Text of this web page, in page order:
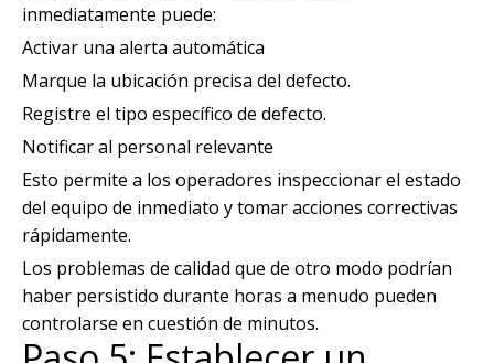
inmediatamente puede:
Activar una alerta automática
Marque la ubicación precisa del defecto.
Registre el tipo específico de defecto.
Notificar al personal relevante
Esto permite a los operadores inspeccionar el estado
del equipo de inmediato y tomar acciones correctivas
rápidamente.
Los problemas de calidad que de otro modo podrían
haber persistido durante horas a menudo pueden
controlarse en cuestión de minutos.